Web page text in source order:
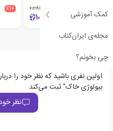
کمک آموزشی
مجله‌ی ایران‌کتاب
چی بخونم؟
1،286،400
1،157،760
٪10
اولین نفری باشید که نظر خود را
بیولوژی خاک" ثبت می‌کند
نظر